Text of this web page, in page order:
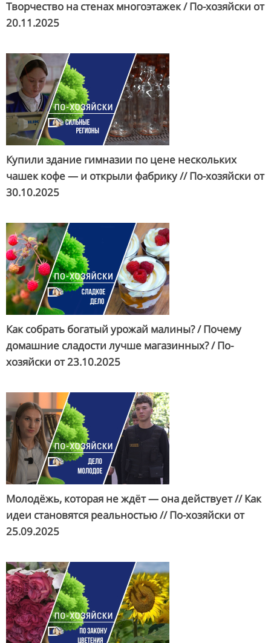
Творчество на стенах многоэтажек / По-хозяйски от
20.11.2025
Купили здание гимназии по цене нескольких
чашек кофе — и открыли фабрику // По-хозяйски от
30.10.2025
Как собрать богатый урожай малины? / Почему
домашние сладости лучше магазинных? / По-
хозяйски от23.10.2025
Молодёжь, которая не ждёт — она действует // Как
идеи становятся реальностью // По-хозяйски от
25.09.2025